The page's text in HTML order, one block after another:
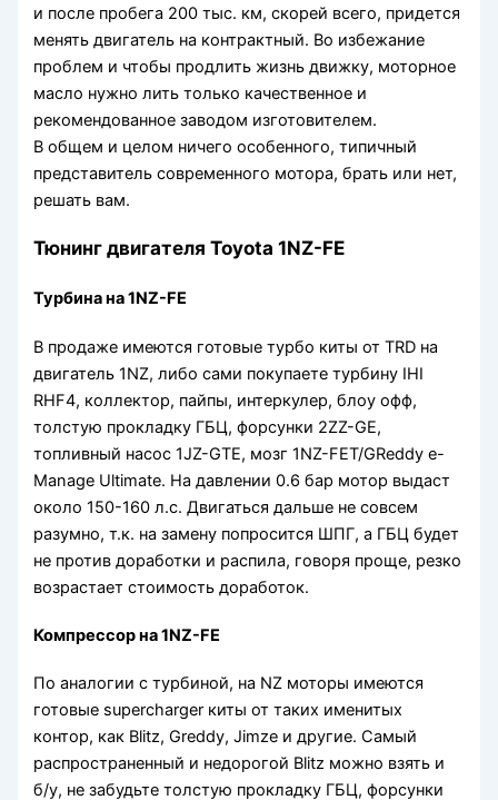
и после пробега 200 тыс. км, скорей всего, придется
менять двигатель на контрактный. Во избежание
проблем и чтобы продлить жизнь движку, моторное
масло нужно лить только качественное и
рекомендованное заводом изготовителем.
В общем и целом ничего особенного, типичный
представитель современного мотора, брать или нет,
решать вам.
Тюнинг двигателя Toyota 1NZ-FE
Турбина на 1NZ-FE
В продаже имеются готовые турбо киты от TRD на
двигатель 1NZ, либо сами покупаете турбину IHI
RHF4, коллектор, пайпы, интеркулер, блоу офф,
толстую прокладку ГБЦ, форсунки 2ZZ-GE,
топливный насос 1JZ-GTE, мозг 1NZ-FET/GReddy e-
Manage Ultimate. На давлении 0.6 бар мотор выдаст
около 150-160 л.с. Двигаться дальше не совсем
разумно, т.к. на замену попросится ШПГ, а ГБЦ будет
не против доработки и распила, говоря проще, резко
возрастает стоимость доработок.
Компрессор на 1NZ-FE
По аналогии с турбиной, на NZ моторы имеются
готовые supercharger киты от таких именитых
контор, как Blitz, Greddy, Jimze и другие. Самый
распространенный и недорогой Blitz можно взять и
б/у, не забудьте толстую прокладку ГБЦ, форсунки